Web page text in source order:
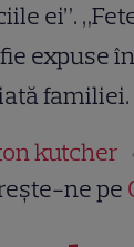
ei”.
expuse
familiei.
kutcher
ne pe